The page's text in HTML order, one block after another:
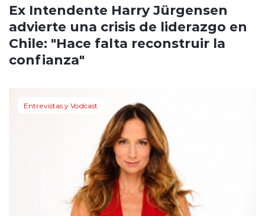
Ex Intendente Harry Jürgensen
advierte una crisis de liderazgo en
Chile: "Hace falta reconstruir la
confianza"
Entrevistas y Vodcast